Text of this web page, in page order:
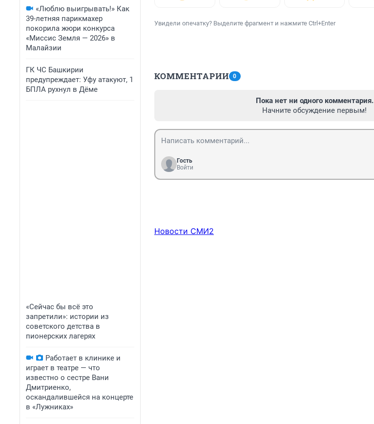
«Люблю выигрывать!» Как
39-летняя парикмахер
покорила жюри конкурса
«Миссис Земля — 2026» в
Малайзии
ГК ЧС Башкирии
предупреждает: Уфу атакуют, 1
БПЛА рухнул в Дёме
«Сейчас бы всё это
запретили»: истории из
советского детства в
пионерских лагерях
Работает в клинике и
играет в театре — что
известно о сестре Вани
Дмитриенко,
оскандалившейся на концерте
в «Лужниках»
Увидели опечатку? Выделите фрагмент и нажмите Ctrl+Enter
КОММЕНТАРИИ 0
Пока нет ни одного комментария.
Начните обсуждение первым!
Гость
Войти
Новости СМИ2